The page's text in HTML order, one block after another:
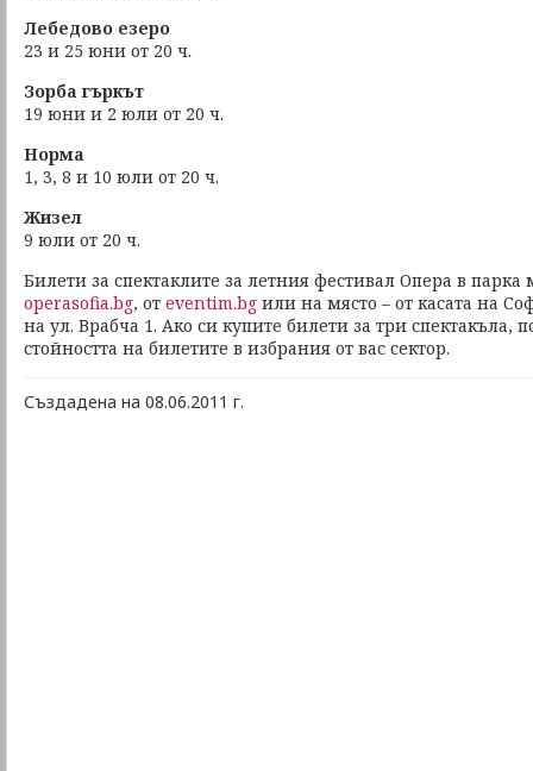
Лебедово езеро
23 и 25 юни от 20 ч.
Зорба гъркът
19 юни и 2 юли от 20 ч.
Норма
1, 3, 8 и 10 юли от 20 ч.
Жизел
9 юли от 20 ч.
Билети за спектаклите за летния фестивал Опера в парка
operasofia.bg, от eventim.bg или на място – от касата на
на ул. Врабча 1. Ако си купите билети за три спектакъла,
стойността на билетите в избрания от вас сектор.
Създадена на 08.06.2011 г.